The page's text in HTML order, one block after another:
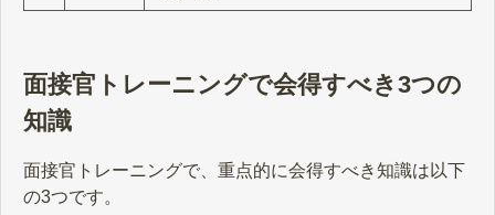
面接官トレーニングで会得すべき3つの
知識
面接官トレーニングで、重点的に会得すべき知識は以下
の3つです。